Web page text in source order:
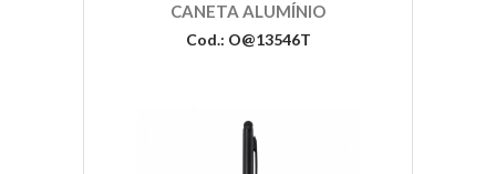
CANETA ALUMÍNIO
Cod.: O@13546T